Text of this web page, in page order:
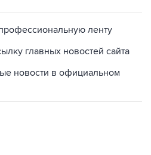
ленту
главных новостей сайта
новости в официальном